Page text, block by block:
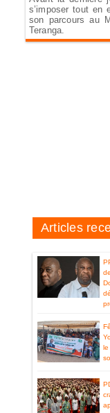
s’imposer tout en
son parcours au
Teranga.
Articles
le